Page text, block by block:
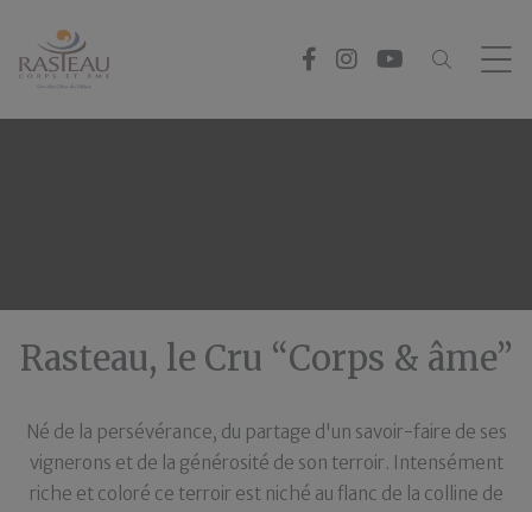
Rasteau, le Cru “Corps & âme”
Né de la persévérance, du partage d'un savoir-faire de ses
vignerons et de la générosité de son terroir. Intensément
riche et coloré ce terroir est niché au flanc de la colline de